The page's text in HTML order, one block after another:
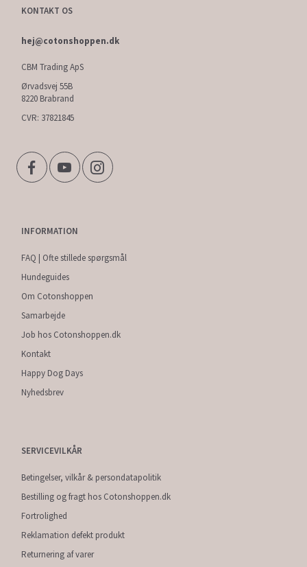
KONTAKT OS
hej@cotonshoppen.dk
CBM Trading ApS
Ørvadsvej 55B
8220 Brabrand
CVR: 37821845
INFORMATION
FAQ | Ofte stillede spørgsmål
Hundeguides
Om Cotonshoppen
Samarbejde
Job hos Cotonshoppen.dk
Kontakt
Happy Dog Days
Nyhedsbrev
SERVICEVILKÅR
Betingelser, vilkår & persondatapolitik
Bestilling og fragt hos Cotonshoppen.dk
Fortrolighed
Reklamation defekt produkt
Returnering af varer